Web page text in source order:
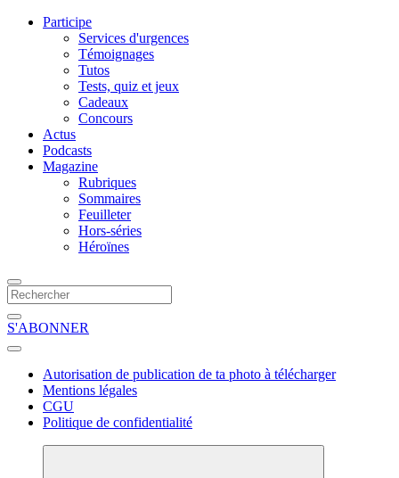
Participe
Services d'urgences
Témoignages
Tutos
Tests, quiz et jeux
Cadeaux
Concours
Actus
Podcasts
Magazine
Rubriques
Sommaires
Feuilleter
Hors-séries
Héroïnes
S'ABONNER
Autorisation de publication de ta photo à télécharger
Mentions légales
CGU
Politique de confidentialité